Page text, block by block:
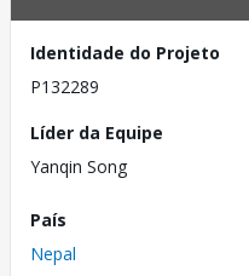
Identidade do Projeto
P132289
Líder da Equipe
Yanqin Song
País
Nepal